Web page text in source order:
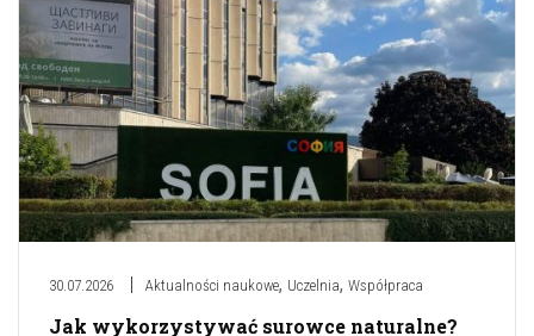
30.07.2026 Aktualności naukowe, Uczelnia, Współpraca
Jak wykorzystywać surowce naturalne?